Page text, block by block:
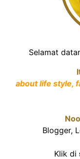
Selamat
about life style,
Blogger,
Klik di